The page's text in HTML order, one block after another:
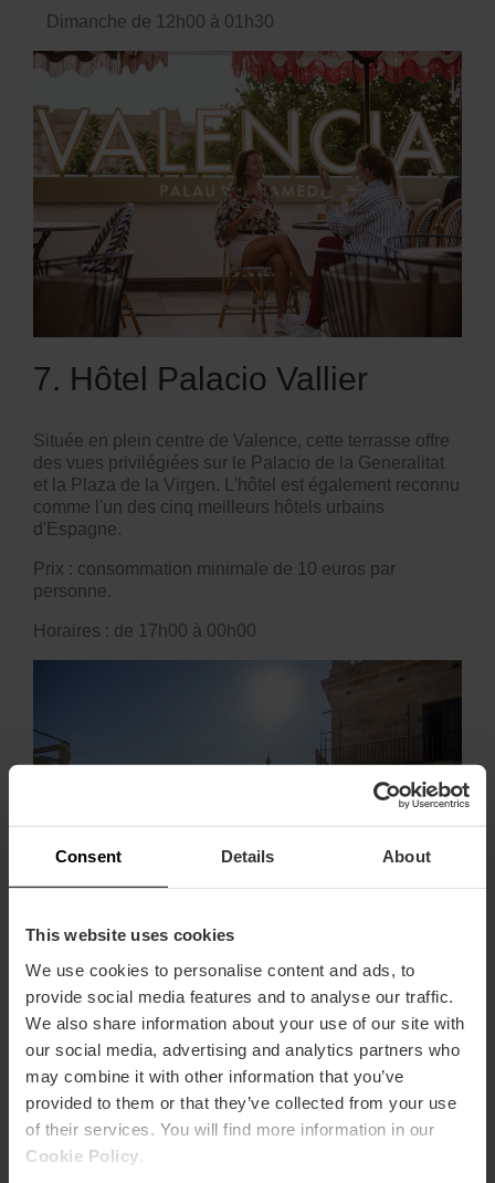
Consent Details About
This website uses cookies
We use cookies to personalise content and ads, to
provide social media features and to analyse our traffic.
We also share information about your use of our site with
our social media, advertising and analytics partners who
may combine it with other information that you’ve
provided to them or that they’ve collected from your use
of their services. You will find more information in our
Cookie Policy
Dimanche de 12h00 à 01h30
7. Hôtel Palacio Vallier
Située en plein centre de Valence, cette terrasse offre
des vues privilégiées sur le Palacio de la Generalitat
et la Plaza de la Virgen. L'hôtel est également reconnu
comme l'un des cinq meilleurs hôtels urbains
d'Espagne.
Prix : consommation minimale de 10 euros par
personne.
Horaires : de 17h00 à 00h00
8. L’Hôtel Puerta Serranos
Une terrasse avec une vue privilégiée sur les tours
Serranos où vous pourrez profiter d'une atmosphère
exclusive pour trinquer avec vos amis pendant que le
soleil se couche sur la ville de Valence.
Prix : selon le menu.